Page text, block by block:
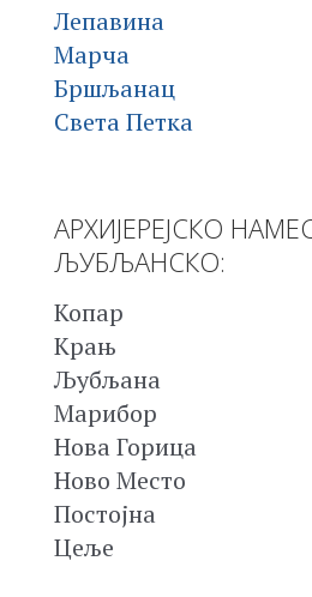
Лепавина
Марча
Бршљанац
Света Петка
АРХИЈЕРЕЈСКО
ЉУБЉАНСКО:
Копар
Крањ
Љубљана
Марибор
Нова Горица
Ново Место
Постојна
Цеље